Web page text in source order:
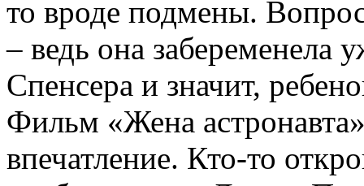
то вроде подмены.
– ведь она забеременела
Спенсера и значит,
Фильм «Жена
впечатление. Кто-то